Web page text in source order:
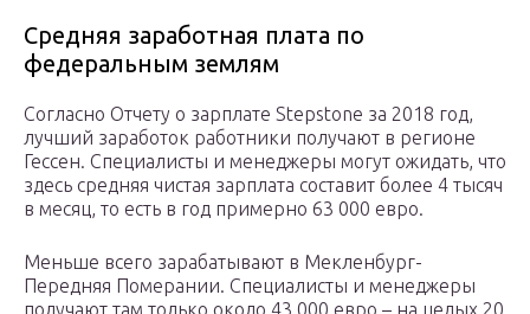
Средняя заработная плата по
федеральным землям
Согласно Отчету о зарплате Stepstone за 2018 год,
лучший заработок работники получают в регионе
Гессен. Специалисты и менеджеры могут ожидать, что
здесь средняя чистая зарплата составит более 4 тысяч
в месяц, то есть в год примерно 63 000 евро.
Меньше всего зарабатывают в Мекленбург-
Передняя Померании. Специалисты и менеджеры
получают там только около 43 000 евро – на целых 20